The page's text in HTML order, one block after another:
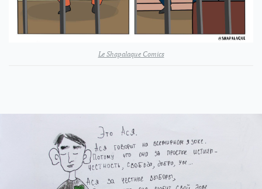
Le Shapalaque Comics